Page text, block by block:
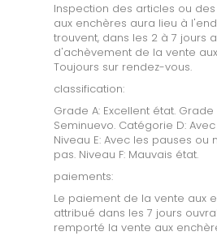
Inspection des articles ou
aux enchères aura lieu à
trouvent, dans les 2 à 7 jours
d'achèvement de la vente
Toujours sur rendez-vous.
classification:
Grade A: Excellent état. Grade
Seminuevo. Catégorie D:
Niveau E: Avec les pauses ou
pas. Niveau F: Mauvais état.
paiements:
Le paiement de la vente aux
attribué dans les 7 jours
remporté la vente aux